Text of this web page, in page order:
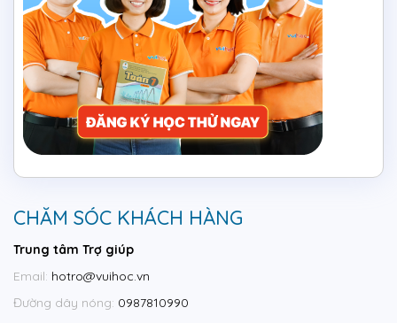
CHĂM SÓC KHÁCH HÀNG
Trung tâm Trợ giúp
Email: hotro@vuihoc.vn
Đường dây nóng: 0987810990